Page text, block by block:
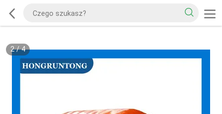
2/4